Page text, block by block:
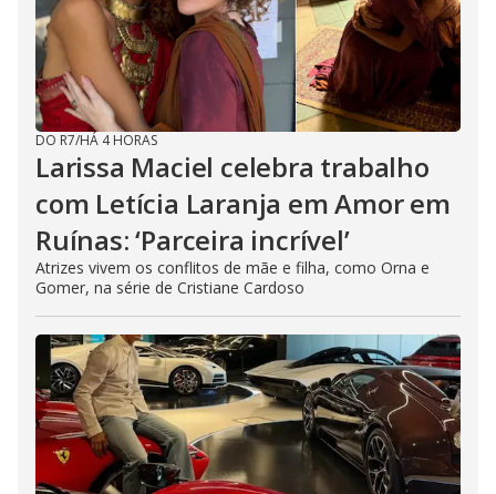
DO R7/HÁ 4 HORAS
Larissa Maciel celebra trabalho
com Letícia Laranja em Amor em
Ruínas: ‘Parceira incrível’
Atrizes vivem os conflitos de mãe e filha, como Orna e
Gomer, na série de Cristiane Cardoso